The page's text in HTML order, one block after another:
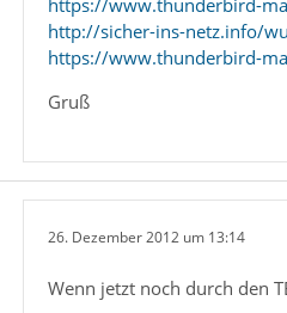
http://sicher-ins-netz.info/
https://www.thunderbird-
Gruß
26. Dezember 2012 um 13:14
Wenn jetzt noch durch den